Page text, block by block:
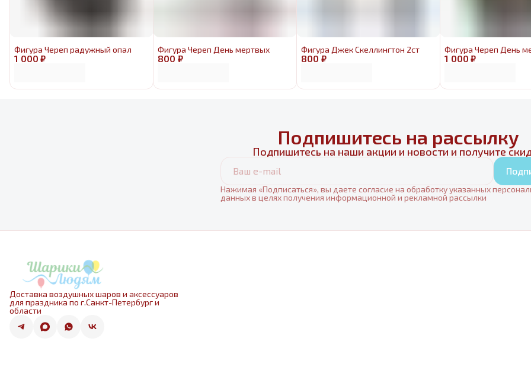
1 000 ₽
Фигура Череп радужный опал
800 ₽
Фигура Череп День мертвых
800 ₽
Фигура Джек Скеллингтон 2ст
1 000 ₽
Фигура Череп День
Подпишитесь на рассылку
Подпишитесь на наши акции и новости и получите
Нажимая «Подписаться», вы даете согласие на обработку указанных
данных в целях получения информационной и рекламной рассылки
Доставка воздушных шаров и аксессуаров
для праздника по г.Санкт-Петербург и
области